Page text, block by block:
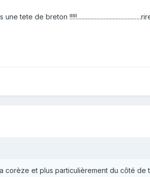
tete de breton
corèze et plus particulièrement du côté